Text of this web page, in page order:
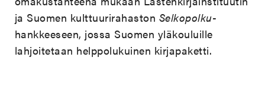
ja Suomen kulttuurirahaston Selkopolku-
hankkeeseen, jossa Suomen yläkouluille
lahjoitetaan helppolukuinen kirjapaketti.